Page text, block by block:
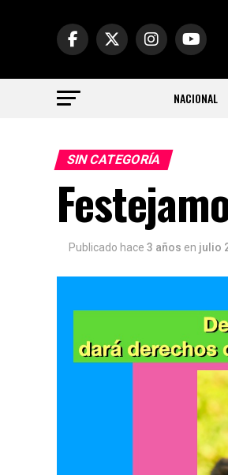
NACIONAL
SIN CATEGORÍA
Publicado hace 3 años en julio